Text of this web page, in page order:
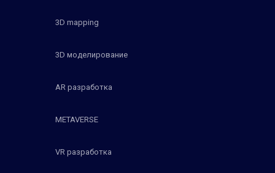
3D mapping
3D моделирование
AR разработка
METAVERSE
VR разработка